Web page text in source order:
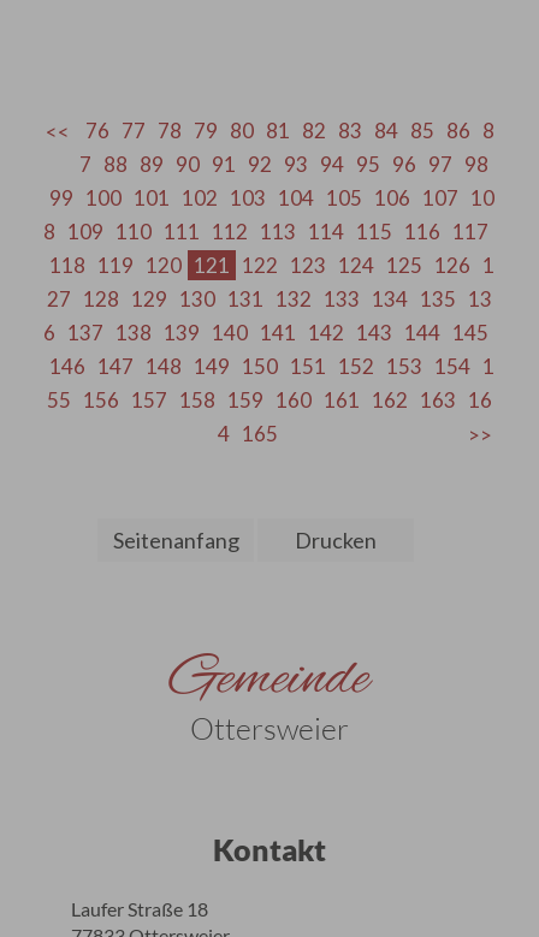
76 77 78 79 80 81 82 83 84 85 86 8
7 88 89 90 91 92 93 94 95 96 97 98
99 100 101 102 103 104 105 106 107 10
8 109 110 111 112 113 114 115 116 117
118 119 120 121 122 123 124 125 126 1
27 128 129 130 131 132 133 134 135 13
6 137 138 139 140 141 142 143 144 145
146 147 148 149 150 151 152 153 154 1
55 156 157 158 159 160 161 162 163 16
4 165
Seitenanfang Drucken
Gemeinde
Ottersweier
Kontakt
Laufer Straße 18